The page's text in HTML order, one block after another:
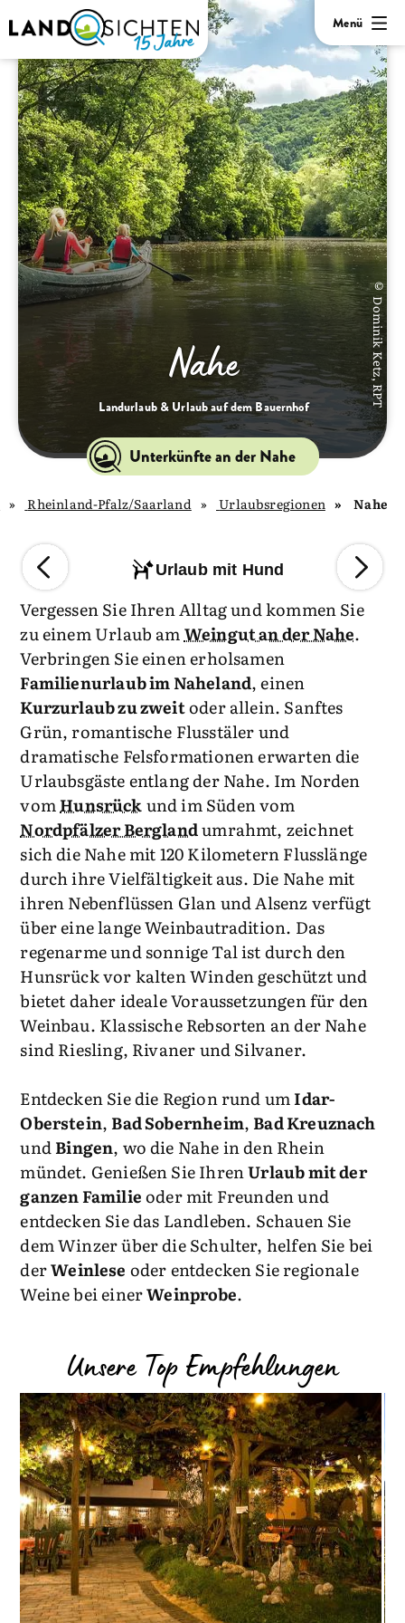
Menü
© Dominik Ketz, RPT
Nahe
Landurlaub & Urlaub auf dem Bauernhof
Unterkünfte an der Nahe
Nahe
Urlaubsregionen
Rheinland-Pfalz/Saarland
Urlaub mit Hund
Vergessen Sie Ihren Alltag und kommen Sie
zu einem Urlaub amWeingut an der Nahe.
Verbringen Sie einen erholsamen
Familienurlaub im Naheland, einen
Kurzurlaub zu zweitoder allein. Sanftes
Grün, romantische Flusstäler und
dramatische Felsformationen erwarten die
Urlaubsgäste entlang der Nahe. Im Norden
vomHunsrückund im Süden vom
Nordpfälzer Berglandumrahmt, zeichnet
sich die Nahe mit 120 Kilometern Flusslänge
durch ihre Vielfältigkeit aus. Die Nahe mit
ihren Nebenflüssen Glan und Alsenz verfügt
über eine lange Weinbautradition. Das
regenarme und sonnige Tal ist durch den
Hunsrück vor kalten Winden geschützt und
bietet daher ideale Voraussetzungen für den
Weinbau. Klassische Rebsorten an der Nahe
sind Riesling, Rivaner und Silvaner.
Entdecken Sie die Region rund umIdar-
Oberstein, Bad Sobernheim, Bad Kreuznach
undBingen, wo die Nahe in den Rhein
mündet. Genießen Sie IhrenUrlaub mit der
ganzen Familieoder mit Freunden und
entdecken Sie das Landleben. Schauen Sie
dem Winzer über die Schulter, helfen Sie bei
derWeinlese oder entdecken Sie regionale
Weine bei einerWeinprobe.
Unsere Top Empfehlungen